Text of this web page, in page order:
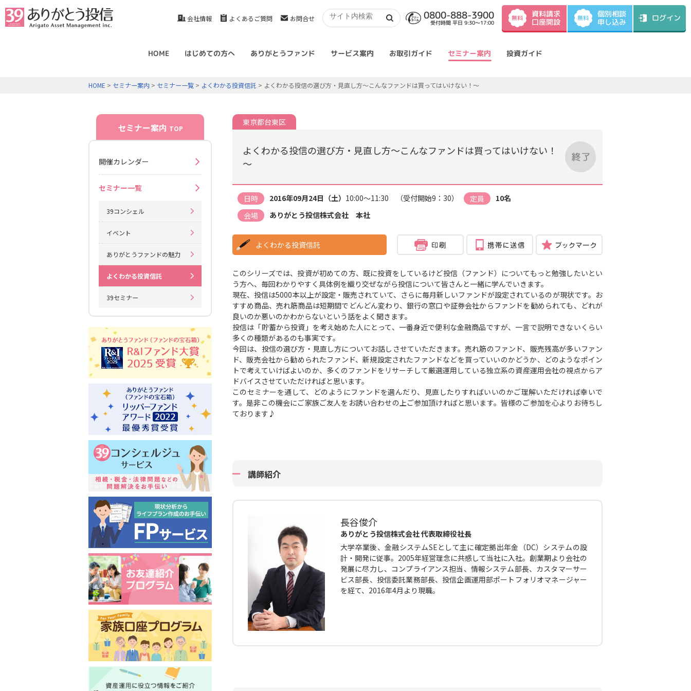
会社情報 よくあるご質問 お問合せ 0800-888-3900
受付時間 平日 9:30～17:00
無料 資料請求
口座開設 無料 個別相談
申し込み ログイン
HOME はじめての方へ ありがとうファンド サービス案内 お取引ガイド セミナー案内 投資ガイド
HOME > セミナー案内 > セミナー一覧 > よくわかる投資信託 > よくわかる投信の選び方・見直し方～こんなファンドは買ってはいけない！～
東京都台東区
よくわかる投信の選び方・見直し方～こんなファンドは買ってはいけない！
～
日時 2016年09月24日（土） 10:00～11:30 （受付開始9：30） 定員
10名
会場
ありがとう投信株式会社 本社
よくわかる投資信託
このシリーズでは、投資が初めての方、既に投資をしているけど投信（ファンド）についてもっと勉強したいとい
う方へ、毎回わかりやすく具体例を織り交ぜながら投信について皆さんと一緒に学んでいきます。
現在、投信は5000本以上が設定・販売されていて、さらに毎月新しいファンドが設定されているのが現状です。お
すすめ商品、売れ筋商品は短期間でどんどん変わり、銀行の窓口や証券会社からファンドを勧められても、どれが
良いのか悪いのかわからないという話をよく聞きます。
投信は「貯蓄から投資」を考え始めた人にとって、一番身近で便利な金融商品ですが、一言で説明できないくらい
多くの種類があるのも事実です。
今回は、投信の選び方・見直し方についてお話しさせていただきます。売れ筋のファンド、販売残高が多いファン
ド、販売会社から勧められたファンド、新規設定されたファンドなどを買っていいのかどうか、どのようなポイン
トで考えていけばよいのか、多くのファンドをリサーチして厳選運用している独立系の資産運用会社の視点からア
ドバイスさせていただければと思います。
このセミナーを通して、どのようにファンドを選んだり、見直したりすればいいのかご理解いただければ幸いで
す。是非この機会にご家族ご友人をお誘い合わせの上ご参加頂ければと思います。皆様のご参加を心よりお待ちし
ております♪
講師紹介
長谷俊介
ありがとう投信株式会社 代表取締役社長
大学卒業後、金融システムSEとして主に確定拠出年金（DC）システムの設
計・開発に従事。2005年経営理念に共感して当社に入社。創業期より会社の
発展に尽力し、コンプライアンス担当、情報システム部長、カスタマーサー
ビス部長、投信委託業務部長、投信企画運用部ポートフォリオマネージャー
を経て、2016年4月より現職。
セミナー案内 TOP
開催カレンダー
セミナー一覧
39コンシェル
イベント
ありがとうファンドの魅力
よくわかる投資信託
39セミナー